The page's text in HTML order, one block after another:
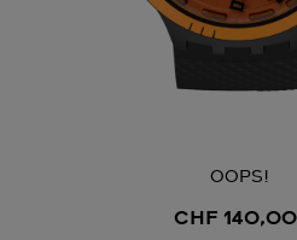
OOPS!
CHF 140,00